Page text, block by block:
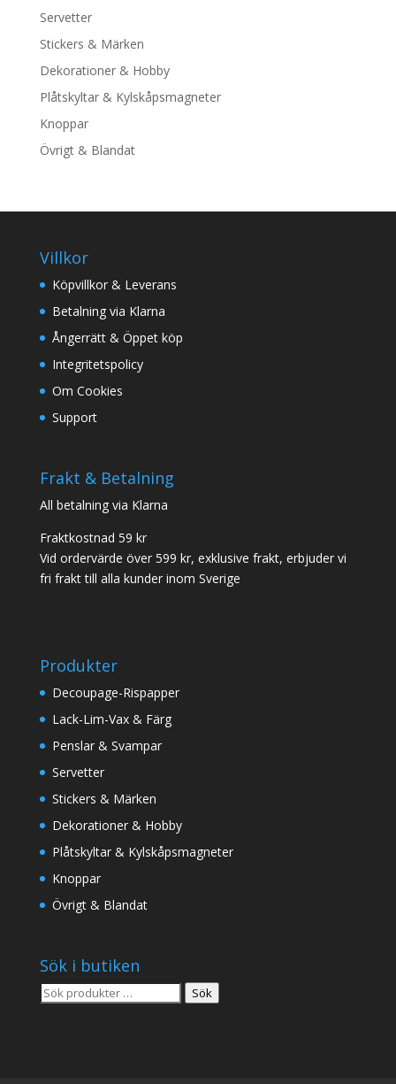
Servetter
Stickers & Märken
Dekorationer & Hobby
Plåtskyltar & Kylskåpsmagneter
Knoppar
Övrigt & Blandat
Villkor
Köpvillkor & Leverans
Betalning via Klarna
Ångerrätt & Öppet köp
Integritetspolicy
Om Cookies
Support
Frakt & Betalning
All betalning via Klarna
Fraktkostnad 59 kr
Vid ordervärde över 599 kr, exklusive frakt, erbjuder vi
fri frakt till alla kunder inom Sverige
Produkter
Decoupage-Rispapper
Lack-Lim-Vax & Färg
Penslar & Svampar
Servetter
Stickers & Märken
Dekorationer & Hobby
Plåtskyltar & Kylskåpsmagneter
Knoppar
Övrigt & Blandat
Sök i butiken
Sök
Sök